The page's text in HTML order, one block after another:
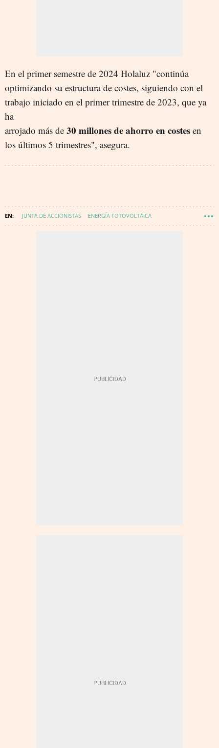
En el primer semestre de 2024 Holaluz "continúa
optimizando su estructura de costes, siguiendo con el
trabajo iniciado en el primer trimestre de 2023, que ya
ha
arrojado más de 30 millones de ahorro en costes en
los últimos 5 trimestres", asegura.
JUNTA DE ACCIONISTAS ENERGÍA FOTOVOLTAICA